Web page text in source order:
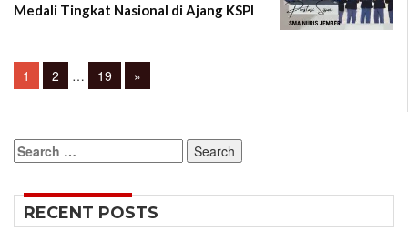
Medali Tingkat Nasional di Ajang KSPI
Posts
Page
1 Page
2 … Page
19 »
Search
for:
RECENT POSTS